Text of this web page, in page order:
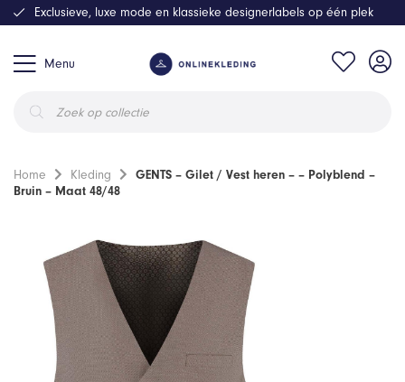
Menu
zoeken
Exclusieve, luxe mode en klassieke designerlabels op één plek
Home Kleding
GENTS – Gilet / Vest heren – – Polyblend –
Bruin – Maat 48/48